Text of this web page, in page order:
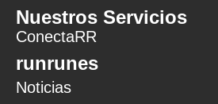
Nuestros Servicios
ConectaRR
runrunes
Noticias